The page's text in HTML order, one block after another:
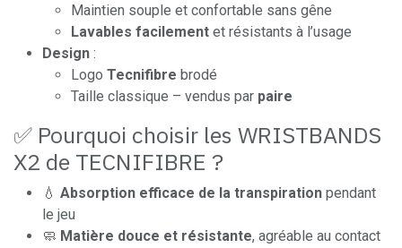
Maintien souple et confortable sans gêne
Lavables facilement et résistants à l’usage
Design :
Logo Tecnifibre brodé
Taille classique – vendus par paire
✅ Pourquoi choisir les WRISTBANDS
X2 de TECNIFIBRE ?
💧 Absorption efficace de la transpiration pendant
le jeu
🧼 Matière douce et résistante, agréable au contact